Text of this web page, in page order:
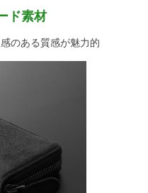
ド素材
のある質感が魅力的